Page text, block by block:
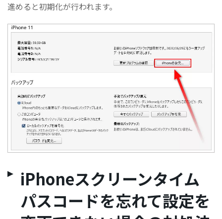
進めると初期化が行われます。
iPhoneスクリーンタイム
パスコードを忘れて設定を